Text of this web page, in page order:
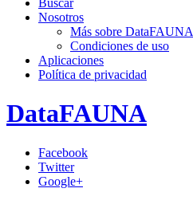
Nosotros
Más sobre DataFAUNA
Condiciones de uso
Aplicaciones
Política de privacidad
DataFAUNA
Facebook
Twitter
Google+